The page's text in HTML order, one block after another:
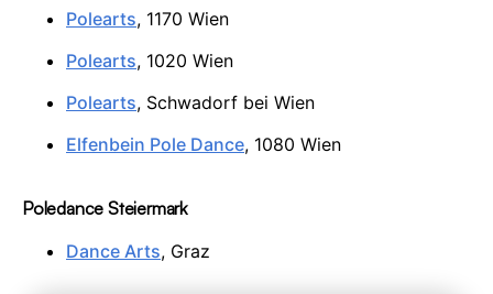
Polearts, 1170 Wien
Polearts, 1020 Wien
Polearts, Schwadorf bei Wien
Elfenbein Pole Dance, 1080 Wien
Poledance Steiermark
Dance Arts, Graz